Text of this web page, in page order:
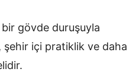
gövde duruşuyla
şehir içi pratiklik ve daha